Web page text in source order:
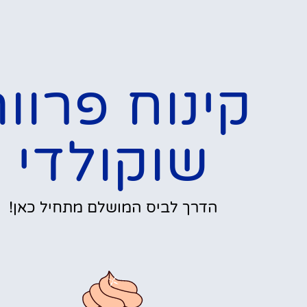
קינוח
שוקולדי
הדרך לביס המושלם מתחיל כאן!